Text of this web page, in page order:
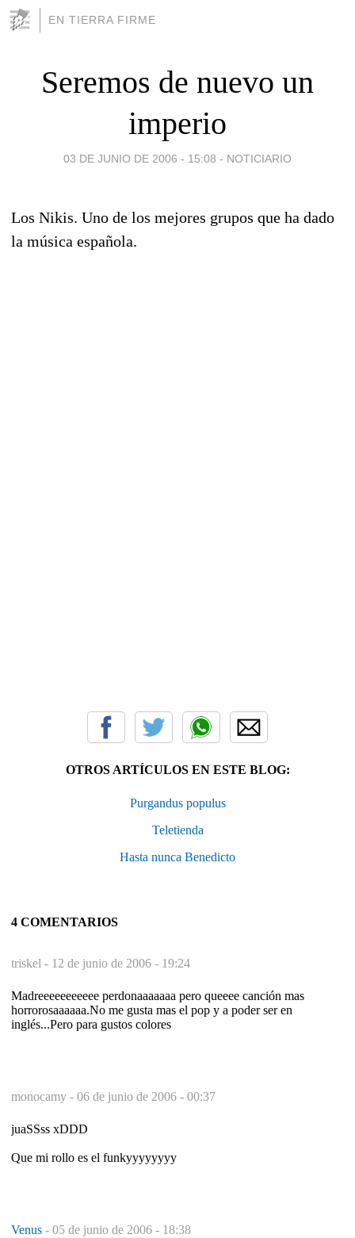
EN TIERRA FIRME
Seremos de nuevo un
imperio
03 DE JUNIO DE 2006 - 15:08 - NOTICIARIO
Los Nikis. Uno de los mejores grupos que ha dado
la música española.
OTROS ARTÍCULOS EN ESTE BLOG:
Purgandus populus
Teletienda
Hasta nunca Benedicto
4 COMENTARIOS
triskel - 12 de junio de 2006 - 19:24
Madreeeeeeeeeee perdonaaaaaaa pero queeee canción mas
horrorosaaaaaa.No me gusta mas el pop y a poder ser en
inglés...Pero para gustos colores
monocamy - 06 de junio de 2006 - 00:37
juaSSss xDDD
Que mi rollo es el funkyyyyyyyy
Venus - 05 de junio de 2006 - 18:38